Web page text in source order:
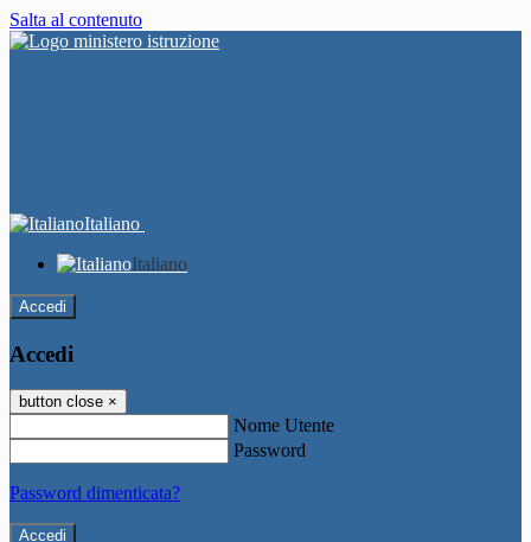
Salta al contenuto
Italiano
Italiano
Accedi
Accedi
button close ×
Nome Utente
Password
Password dimenticata?